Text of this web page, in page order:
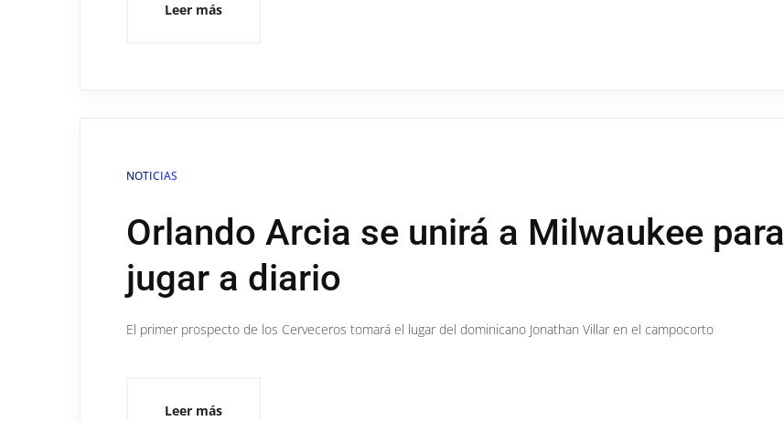
Leer más
NOTICIAS
Orlando Arcia se unirá a Milwaukee para
jugar a diario
El primer prospecto de los Cerveceros tomará el lugar del dominicano Jonathan Villar en el campocorto
Leer más